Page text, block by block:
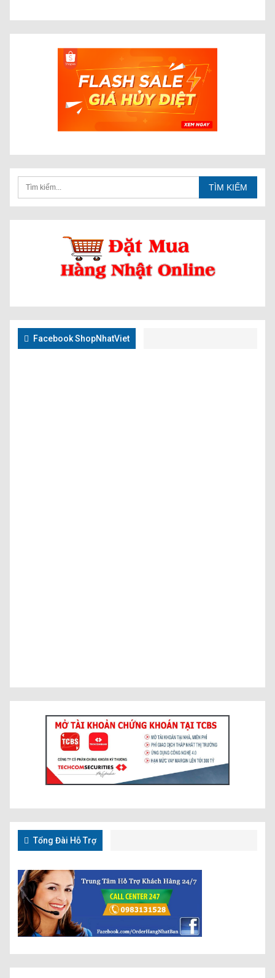
Facebook ShopNhatViet
Tổng Đài Hỗ Trợ